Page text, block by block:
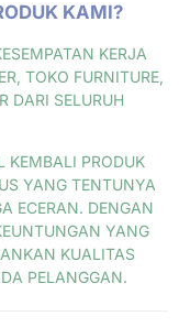
KAMI?
KERJA
TOKO FURNITURE,
DARI SELURUH
KEMBALI PRODUK
YANG TENTUNYA
ECERAN. DENGAN
YANG
KUALITAS
PELANGGAN.